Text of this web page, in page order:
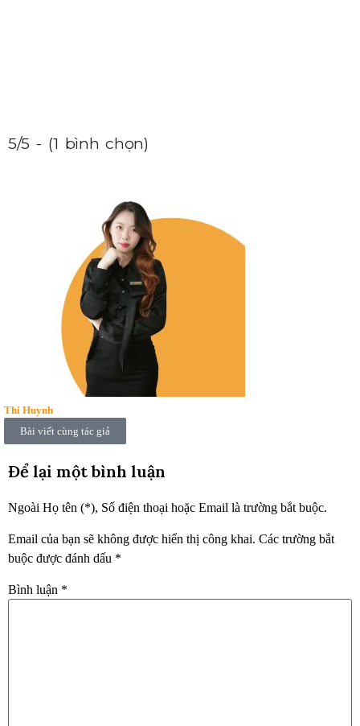
5/5 - (1 bình chọn)
Thi Huynh
Bài viết cùng tác giả
Để lại một bình luận
Ngoài Họ tên (*), Số điện thoại hoặc Email là trường bắt buộc.
Email của bạn sẽ không được hiển thị công khai. Các trường bắt
buộc được đánh dấu *
Bình luận *